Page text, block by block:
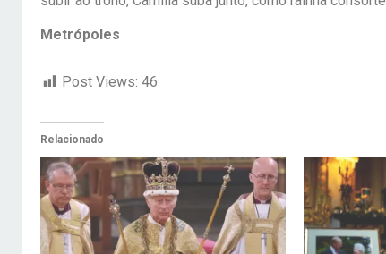
Metrópoles
Post Views: 46
Relacionado